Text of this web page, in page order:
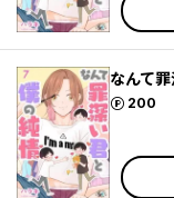
なんて
200
ポイント